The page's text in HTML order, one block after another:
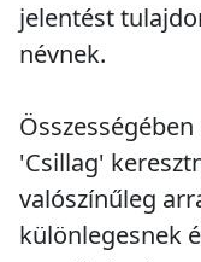
jelentést
névnek.
'Csillag'
valószínűleg
különlegesnek